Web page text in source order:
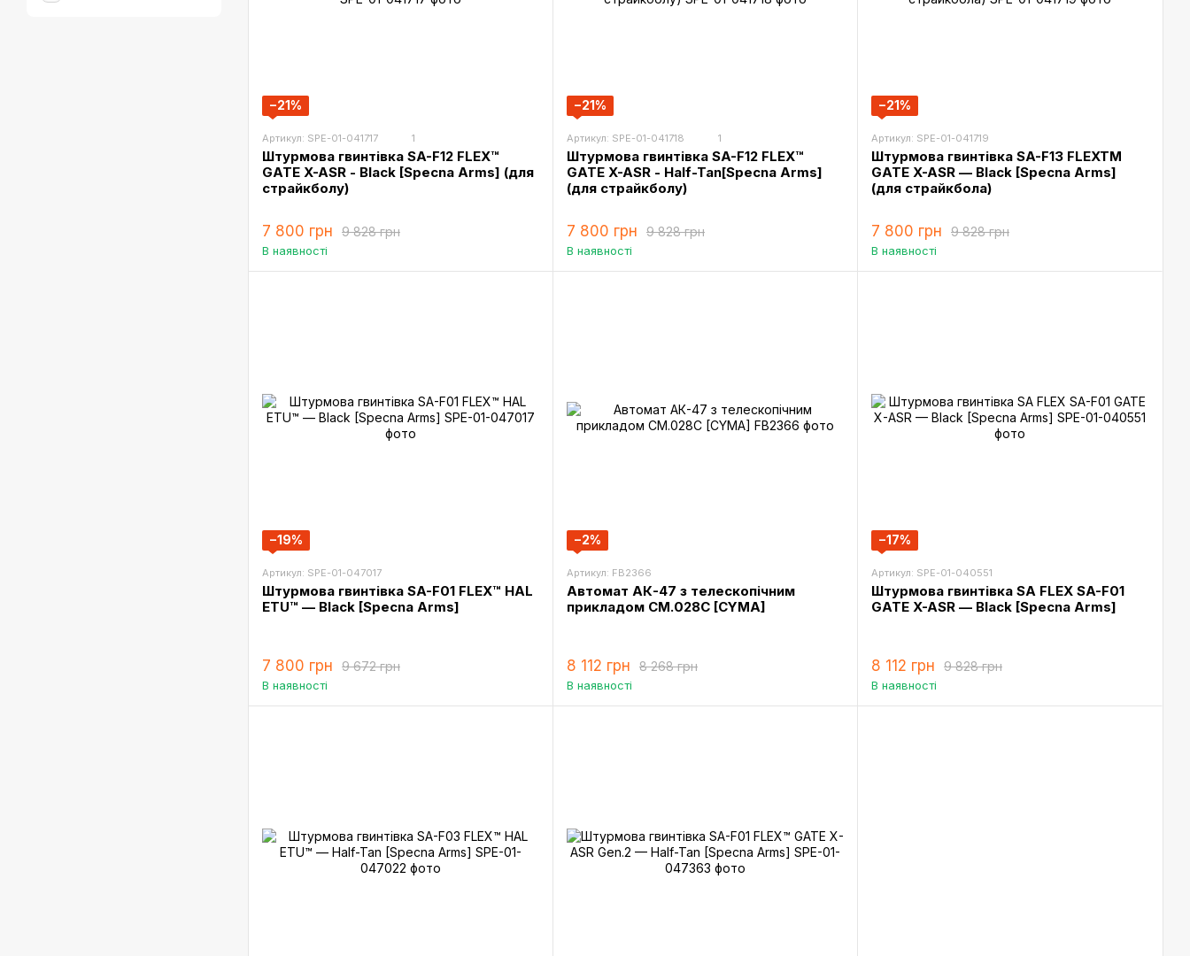
−21%
Артикул: SPE-01-041717 1
Штурмова гвинтівка SA-F12 FLEX™
GATE X-ASR - Black [Specna Arms] (для
страйкболу)
9 828 грн
7 800 грн
В наявності
−21%
Артикул: SPE-01-041718 1
Штурмова гвинтівка SA-F12 FLEX™
GATE X-ASR - Half-Tan[Specna Arms]
(для страйкболу)
9 828 грн
7 800 грн
В наявності
−21%
Артикул: SPE-01-041719
Штурмова гвинтівка SA-F13 FLEXTM
GATE X-ASR — Black [Specna Arms]
(для страйкбола)
9 828 грн
7 800 грн
В наявності
−19%
Артикул: SPE-01-047017
Штурмова гвинтівка SA-F01 FLEX™ HAL
ETU™ — Black [Specna Arms]
9 672 грн
7 800 грн
В наявності
−2%
Артикул: FB2366
Автомат АК-47 з телескопічним
прикладом CM.028C [CYMA]
8 268 грн
8 112 грн
В наявності
−17%
Артикул: SPE-01-040551
Штурмова гвинтівка SA FLEX SA-F01
GATE X-ASR — Black [Specna Arms]
9 828 грн
8 112 грн
В наявності